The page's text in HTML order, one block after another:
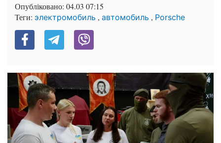
Опубліковано: 04.03 07:15
Теги: электромобиль , автомобиль , Porsche